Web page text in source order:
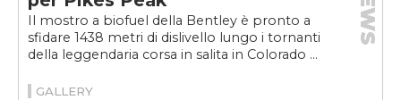
Il mostro a biofuel della Bentley è pronto a
sfidare 1438 metri di dislivello lungo i tornanti
della leggendaria corsa in salita in Colorado ...
GALLERY